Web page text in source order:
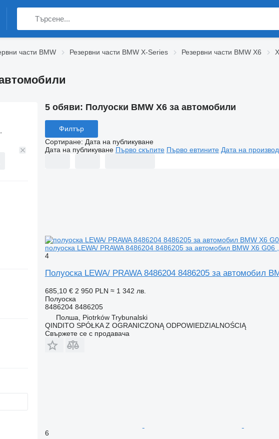
части BMW Резервни части BMW X-Series Резервни части BMW X6
5 обяви: Полуоски BMW X6 за автомобили
Филтър
Сортиране: Дата на публикуване
Дата на публикуване Първо скъпите Първо евтините Дата на
полуоска LEWA/ PRAWA 8486204 8486205 за автомобил BMW X6 G06
4
Полуоска LEWA/ PRAWA 8486204 8486205 за автомобил
685,10 € 2 950 PLN ≈ 1 342 лв.
Полуоска
8486204 8486205
Полша, Piotrków Trybunalski
QINDITO SPÓŁKA Z OGRANICZONĄ ODPOWIEDZIALNOŚCIĄ
Свържете се с продавача
6